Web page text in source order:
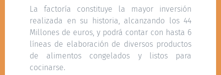
La factoría constituye la mayor inversión
realizada en su historia, alcanzando los 44
Millones de euros, y podrá contar con hasta 6
líneas de elaboración de diversos productos
de alimentos congelados y listos para
cocinarse.